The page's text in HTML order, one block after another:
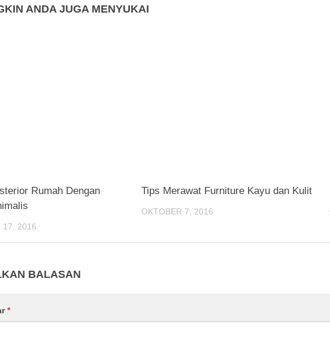
ANDA JUGA MENYUKAI
Rumah Dengan
17, 2016
Tips Merawat Furniture Kayu dan Kulit
OKTOBER 7, 2016
BALASAN
*